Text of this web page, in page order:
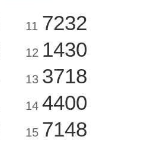
11 7232
12 1430
13 3718
14 4400
15 7148